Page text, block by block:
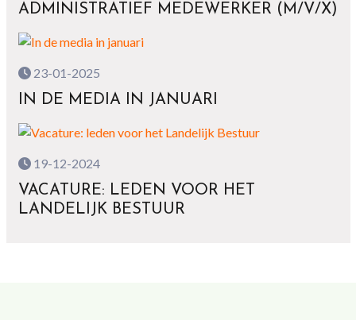
ADMINISTRATIEF MEDEWERKER (M/V/X)
23-01-2025
IN DE MEDIA IN JANUARI
19-12-2024
VACATURE: LEDEN VOOR HET
LANDELIJK BESTUUR